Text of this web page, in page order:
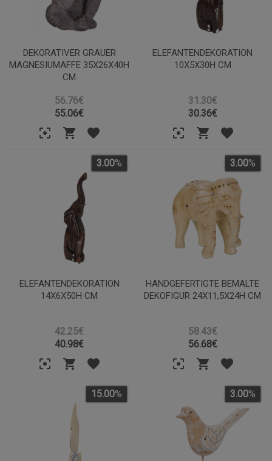
DEKORATIVER GRAUER
MAGNESIUMAFFE 35X26X40H
CM
56.76€
55.06€
ELEFANTENDEKORATION
10X5X30H CM
31.30€
30.36€
ELEFANTENDEKORATION
14X6X50H CM
42.25€
3.00%
40.98€
HANDGEFERTIGTE BEMALTE
DEKOFIGUR 24X11,5X24H CM
58.43€
3.00%
56.68€
15.00% 3.00%